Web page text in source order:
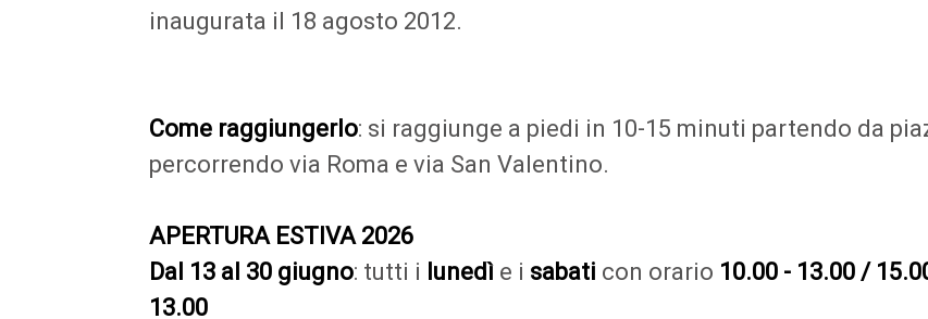
inaugurata il 18 agosto 2012.
Come raggiungerlo: si raggiunge a piedi in 10-15 minuti partendo da
percorrendo via Roma e via San Valentino.
APERTURA ESTIVA 2026
Dal 13 al 30 giugno: tutti i lunedì e i sabati con orario 10.00 - 13.00 /
13.00